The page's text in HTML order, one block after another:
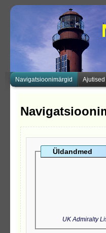
Navigatsioonimärgid Ajutised
Üldandmed
UK Admiralty